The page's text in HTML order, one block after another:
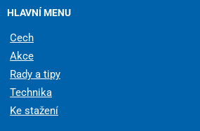
HLAVNÍ MENU
Cech
Akce
Rady a tipy
Technika
Ke stažení